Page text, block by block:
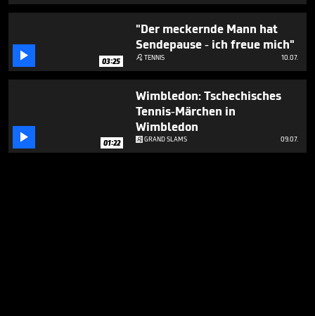
 03:25
"Der meckernde Mann hat
Sendepause - ich freue mich"
 TENNIS 10.07.
 01:22
Wimbledon: Tschechisches
Tennis-Märchen in
Wimbledon
GRAND SLAMS 09.07.